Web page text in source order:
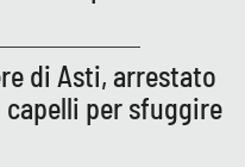
di Asti, arrestato
per sfuggire